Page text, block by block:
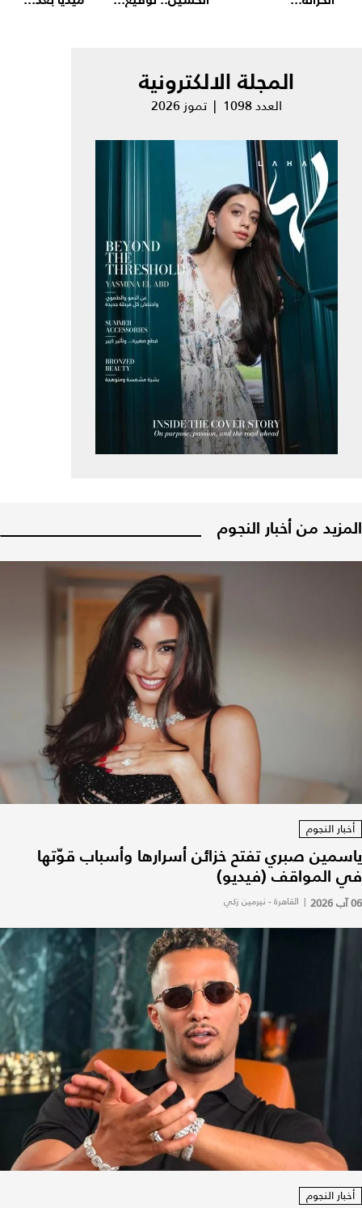
المجلة الالكترونية
العدد 1098 | تموز 2026
المزيد من أخبار النجوم
أخبار النجوم
ياسمين صبري تفتح خزائن أسرارها وأسباب قوّتها
في المواقف (فيديو)
06 آب 2026 | القاهرة - نيرمين زكي
أخبار النجوم